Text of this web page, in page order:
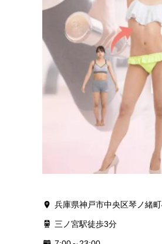
兵庫県神戸市中央区琴ノ緒
三ノ宮駅徒歩3分